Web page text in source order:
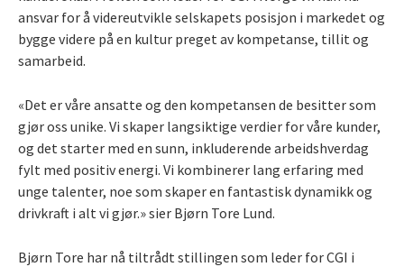
ansvar for å videreutvikle selskapets posisjon i markedet og
bygge videre på en kultur preget av kompetanse, tillit og
samarbeid.
«Det er våre ansatte og den kompetansen de besitter som
gjør oss unike. Vi skaper langsiktige verdier for våre kunder,
og det starter med en sunn, inkluderende arbeidshverdag
fylt med positiv energi. Vi kombinerer lang erfaring med
unge talenter, noe som skaper en fantastisk dynamikk og
drivkraft i alt vi gjør.» sier Bjørn Tore Lund.
Bjørn Tore har nå tiltrådt stillingen som leder for CGI i